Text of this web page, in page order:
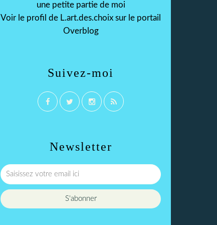
Newsletter
une petite partie de moi
Voir le profil de L.art.des.choix sur le portail
Overblog
Suivez-moi